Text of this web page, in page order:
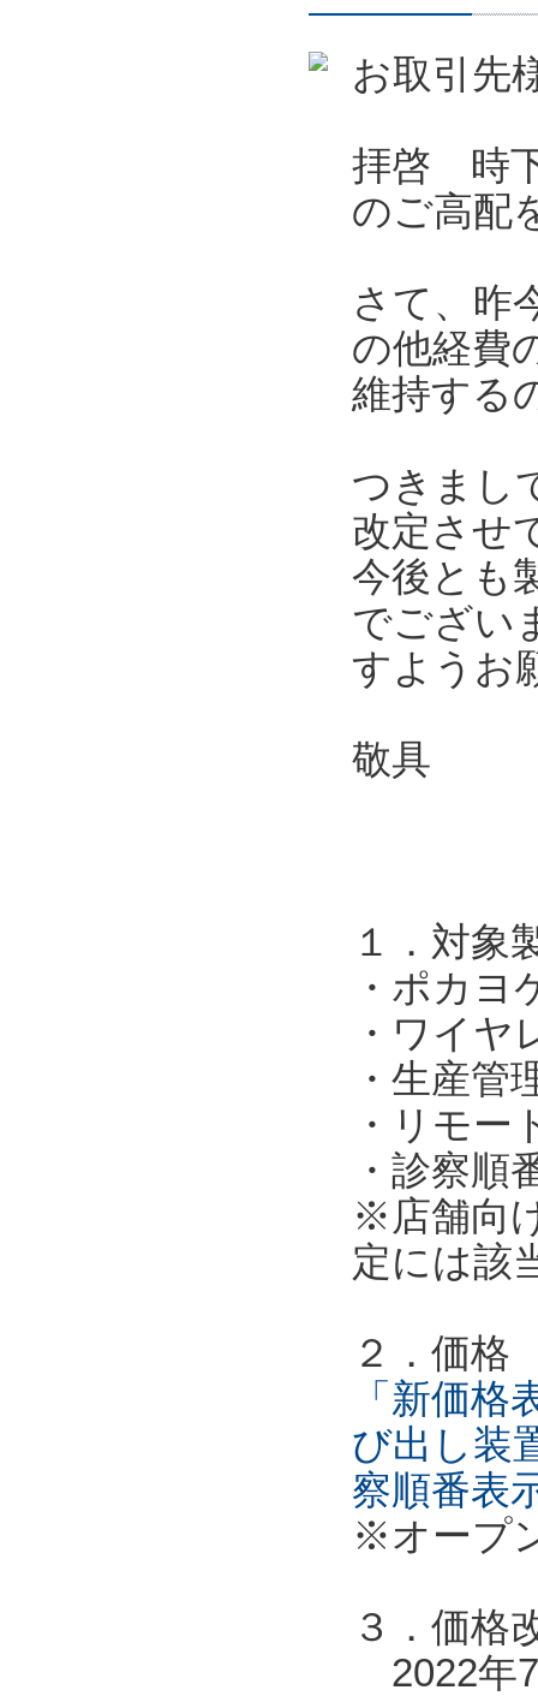
お取引先
拝啓 時
のご高配
さて、昨
の他経費
維持する
つきまし
改定させ
今後とも
でござい
すようお
敬具
１．対象
・ポカヨ
・ワイヤ
・生産管
・リモ
・診察順
※店舗向
定には該
２．価格
「新価
び出し装
察順番表
※オープ
３．価格
2022年